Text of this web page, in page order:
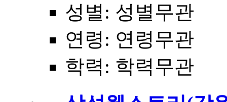
성별 : 성별무관
연령: 연령무관
학력 : 학력무관